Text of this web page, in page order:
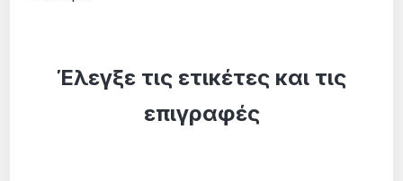
Έλεγξε τις ετικέτες και τις
επιγραφές